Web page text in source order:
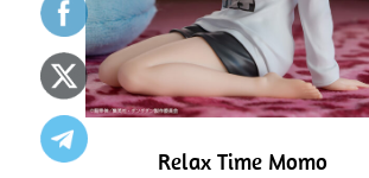
Relax Time Momo